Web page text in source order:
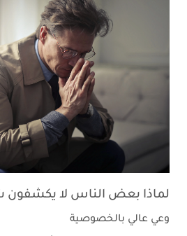
لماذا بعض الناس لا يكشفون
وعي عالي بالخصوصية